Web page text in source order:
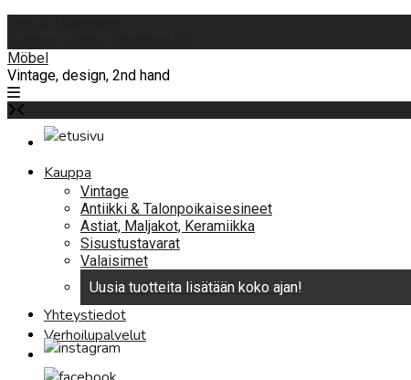
content
Möbel
Vintage, design, 2nd hand
Kauppa
Vintage
Antiikki & Talonpoikaisesineet
Astiat, Maljakot, Keramiikka
Sisustustavarat
Valaisimet
Uusia tuotteita lisätään koko ajan!
Yhteystiedot
Verhoilupalvelut